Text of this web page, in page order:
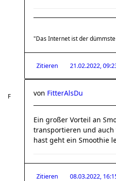
"Das Internet ist der
Zitieren 21.02.2022,
von FitterAlsDu
Ein großer Vorteil an
transportieren und
hast geht ein Smoothie
Zitieren 08.03.2022,